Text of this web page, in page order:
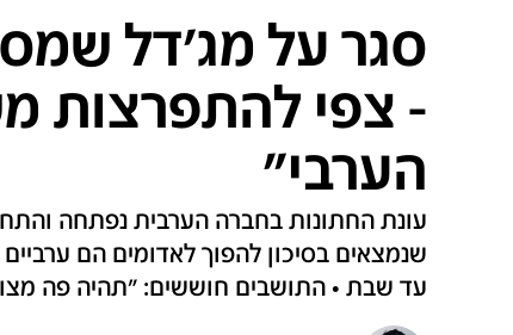
סגר על מג'דל
- צפי להתפרצות
הערבי"
שנמצאים בסיכון להפוך לאדומים הם
עד שבת • התושבים חוששים: "תהיה פה